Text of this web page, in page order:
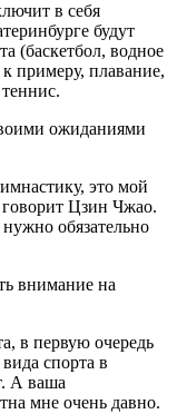
в себя
будут
(баскетбол, водное
примеру, плавание,
ожиданиями
это мой
Цзин Чжао.
обязательно
внимание на
в первую очередь
спорта в
А ваша
мне очень давно.